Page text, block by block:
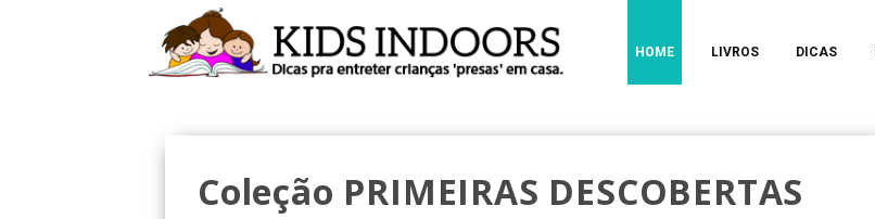
HOME LIVROS DICAS
Coleção PRIMEIRAS DESCOBERTAS